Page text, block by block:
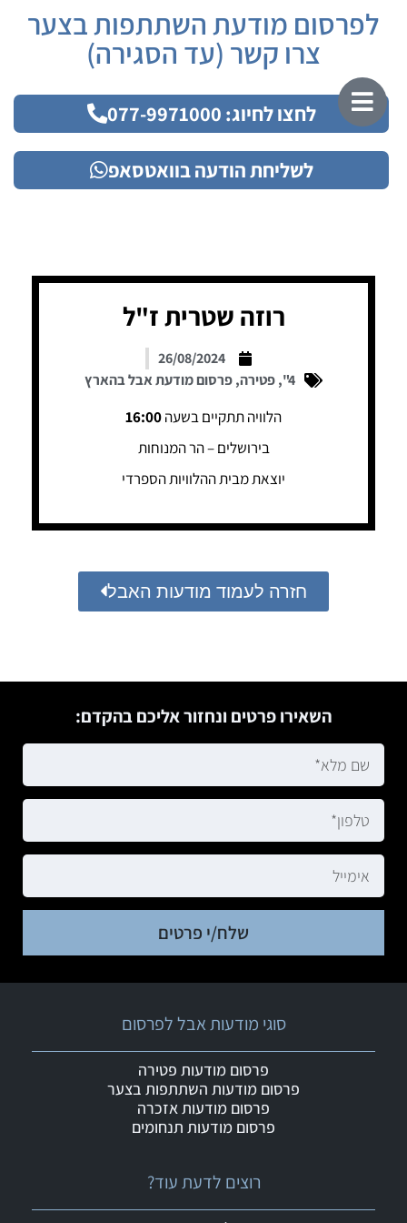
לפרסום מודעת השתתפות בצער
צרו קשר (עד הסגירה)
לחצו לחיוג: 077-9971000
לשליחת הודעה בוואטסאפ
רוזה שטרית ז"ל
26/08/2024
4"
,פטירה,פרסום מודעת אבל בהארץ
הלוויה תתקיים בשעה16:00
בירושלים – הר המנוחות
יוצאת מבית ההלוויות הספרדי
חזרה לעמוד מודעות האבל
השאירו פרטים ונחזור אליכם בהקדם:
שלח/י פרטים
רוצים לדעת עוד?
סוגי מודעות אבל לפרסום
פרסום מודעות פטירה
פרסום מודעות השתתפות בצער
פרסום מודעות אזכרה
פרסום מודעות תנחומים